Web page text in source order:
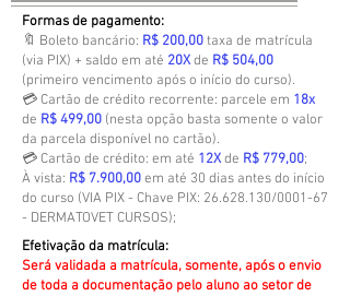
Formas de pagamento:
🔖 Boleto bancário: R$ 200,00taxa de matrícula
(via PIX) + saldo em até 20Xde R$ 504,00
(primeiro vencimento após o início do curso).
💳 Cartão de crédito recorrente: parcele em 18x
de R$ 499,00 (nesta opção basta somente o valor
da parcela disponível no cartão).
💳 Cartão de crédito: em até 12Xde R$ 779,00;
À vista: R$ 7.900,00em até 30 dias antes do início
do curso (VIA PIX - Chave PIX: 26.628.130/0001-67
- DERMATOVET CURSOS);
Efetivação da matrícula:
Será validada a matrícula, somente, após o envio
de toda a documentação pelo aluno ao setor de